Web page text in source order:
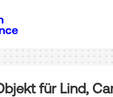
für Lind,